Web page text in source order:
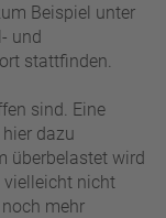
Beispiel unter
und
stattfinden.
sind. Eine
dazu
überbelastet wird
vielleicht nicht
mehr